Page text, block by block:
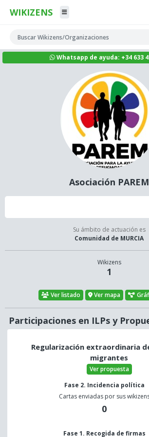
WIKIZENS
Whatsapp de ayuda: +34 633
Asociación PAREM
Su ámbito de actuación es
Comunidad de MURCIA
Wikizens
1
Ver listado Ver mapa
Participaciones en ILPs y
Regularización extraordinaria
migrantes
Ver propuesta
Fase 2. Incidencia política
Cartas enviadas por sus
0
Fase 1. Recogida de firmas